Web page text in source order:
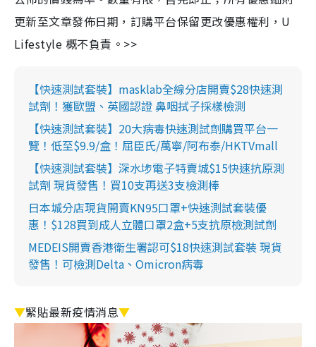
更新至文章發佈日期，訂購平台保留更改優惠權利，U
Lifestyle 概不負責。>>
【快速測試套裝】masklab全線分店開賣$28快速測
試劑！獲歐盟、英國認證 鼻咽拭子採樣檢測
【快速測試套裝】20大病毒快速測試劑購買平台一
覽！低至$9.9/盒！屈臣氏/萬寧/阿布泰/HKTVmall
【快速測試套裝】深水埗電子特賣城$15快速抗原測
試劑 現貨發售！買10支再送3支檢測棒
日本城分店現貨開賣KN95口罩+快速測試套裝優
惠！$128買到成人立體口罩2盒+5支抗原檢測試劑
MEDEIS開賣香港衛生署認可$18快速測試套裝 現貨
發售！可檢測Delta、Omicron病毒
▼緊貼最新疫情消息▼